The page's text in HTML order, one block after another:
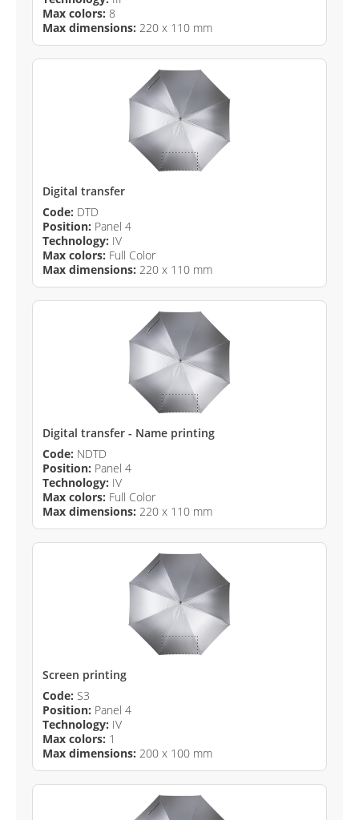
Max colors: 8
Max dimensions: 220 x 110 mm
Digital transfer
Code: DTD
Position: Panel 4
Technology: IV
Max colors: Full Color
Max dimensions: 220 x 110 mm
Digital transfer - Name printing
Code: NDTD
Position: Panel 4
Technology: IV
Max colors: Full Color
Max dimensions: 220 x 110 mm
Screen printing
Code: S3
Position: Panel 4
Technology: IV
Max colors: 1
Max dimensions: 200 x 100 mm